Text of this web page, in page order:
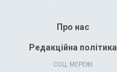
Про нас
Редакційна політика
СОЦ. МЕРЕЖІ